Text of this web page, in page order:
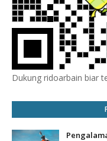
Dukung ridoarbain biar